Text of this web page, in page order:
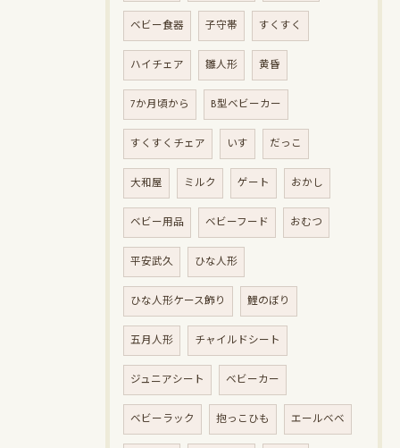
ベビー食器 子守帯 すくすく
ハイチェア 雛人形 黄昏
7か月頃から B型ベビーカー
すくすくチェア いす だっこ
大和屋 ミルク ゲート おかし
ベビー用品 ベビーフード おむつ
平安武久 ひな人形
ひな人形ケース飾り 鯉のぼり
五月人形 チャイルドシート
ジュニアシート ベビーカー
ベビーラック 抱っこひも エールベベ